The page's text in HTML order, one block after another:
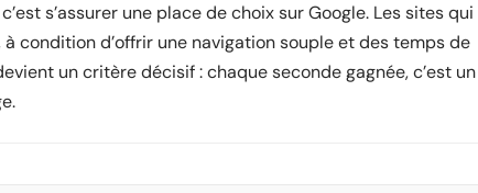
s’assurer une place de choix sur Google. Les sites qui
condition d’offrir une navigation souple et des temps de
un critère décisif : chaque seconde gagnée, c’est un